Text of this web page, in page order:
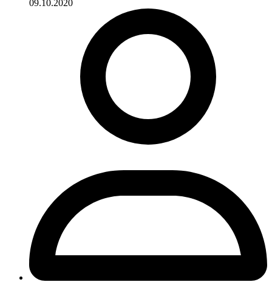
09.10.2020